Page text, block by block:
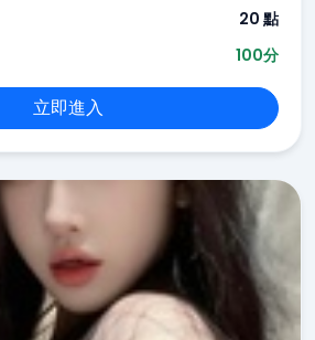
20 點
100分
立即進入